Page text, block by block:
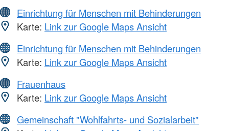
Einrichtung für Menschen mit Behinderungen
Karte: Link zur Google Maps Ansicht
Einrichtung für Menschen mit Behinderungen
Karte: Link zur Google Maps Ansicht
Frauenhaus
Karte: Link zur Google Maps Ansicht
Gemeinschaft "Wohlfahrts- und Sozialarbeit"